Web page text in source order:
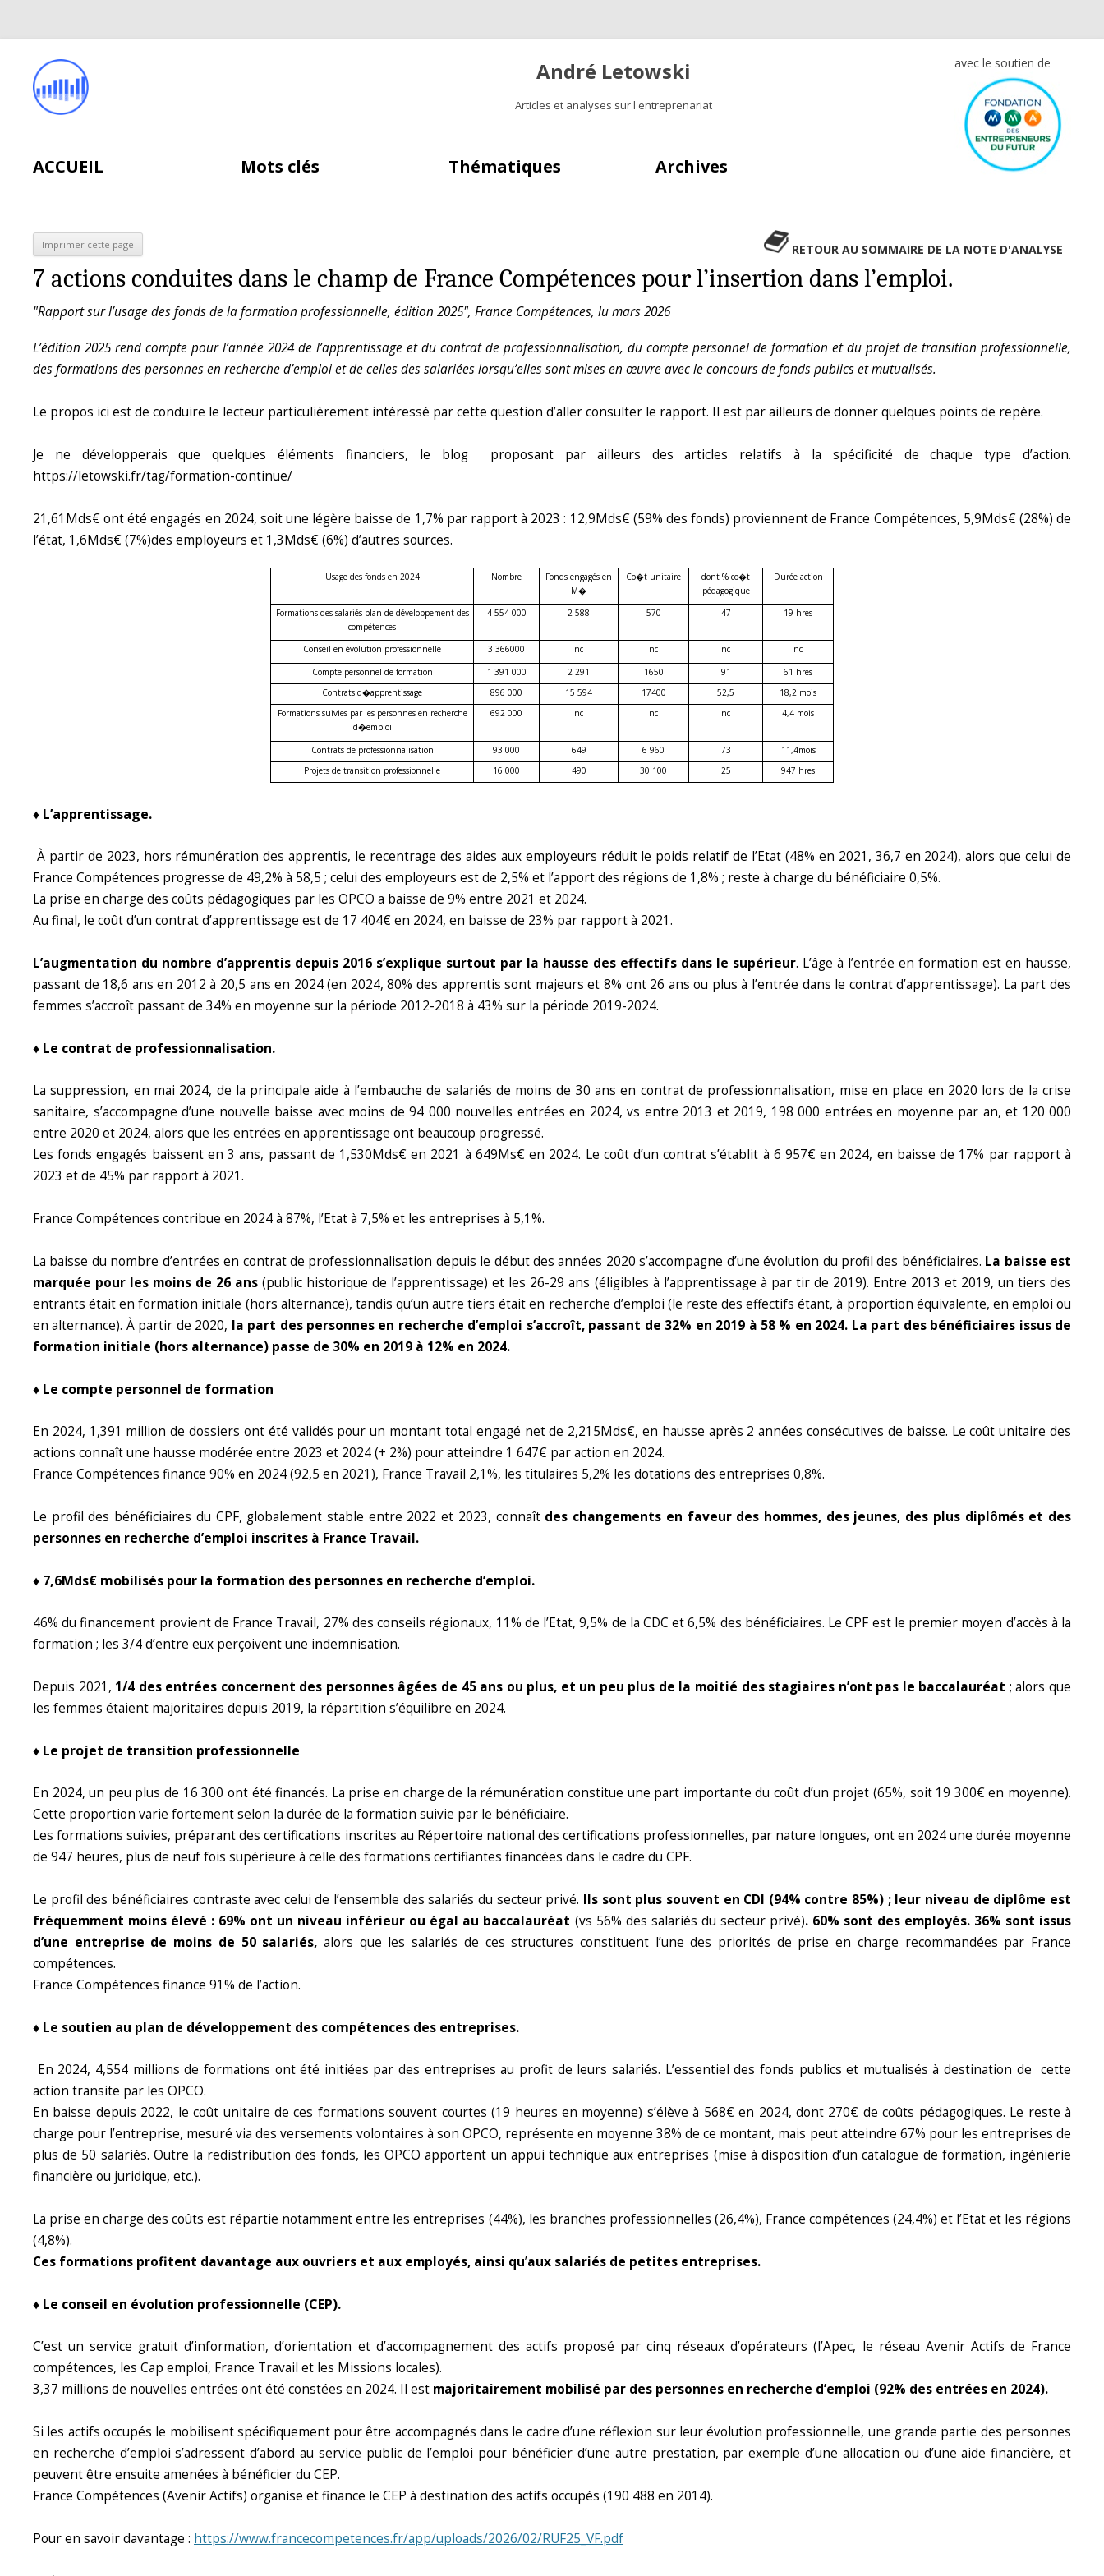
André Letowski
Articles et analyses sur l'entreprenariat
avec le soutien de
ACCUEIL Mots clés Thématiques Archives
RETOUR AU SOMMAIRE DE LA NOTE D'ANALYSE
7 actions conduites dans le champ de France Compétences pour l’insertion dans l’emploi.
"Rapport sur l’usage des fonds de la formation professionnelle, édition 2025", France Compétences, lu mars 2026
L’édition 2025 rend compte pour l’année 2024 de l’apprentissage et du contrat de professionnalisation, du compte personnel de formation et du projet de transition professionnelle,
des formations des personnes en recherche d’emploi et de celles des salariées lorsqu’elles sont mises en œuvre avec le concours de fonds publics et mutualisés.
Le propos ici est de conduire le lecteur particulièrement intéressé par cette question d’aller consulter le rapport. Il est par ailleurs de donner quelques points de repère.
Je ne développerais que quelques éléments financiers, le blog proposant par ailleurs des articles relatifs à la spécificité de chaque type d’action.
https://letowski.fr/tag/formation-continue/
21,61Mds€ ont été engagés en 2024, soit une légère baisse de 1,7% par rapport à 2023 : 12,9Mds€ (59% des fonds) proviennent de France Compétences, 5,9Mds€ (28%) de
l’état, 1,6Mds€ (7%)des employeurs et 1,3Mds€ (6%) d’autres sources.
Usage des fonds en 2024 Nombre
Fonds engagés en
M�
Co�t unitaire
dont % co�t
pédagogique
Durée action
Formations des salariés plan de développement des
compétences
4 554 000 2 588 570 47 19 hres
Conseil en évolution professionnelle 3 366000 nc nc nc
nc
Compte personnel de formation
1 391 000 2 291 1650 91
61 hres
Contrats d�apprentissage
896 000 15 594 17400 52,5
18,2 mois
Formations suivies par les personnes en recherche
d�emploi
692 000 nc nc nc 4,4 mois
Contrats de professionnalisation 93 000 649 6 960 73
11,4mois
Projets de transition professionnelle
16 000 490 30 100 25 947 hres
♦ L’apprentissage.
À partir de 2023, hors rémunération des apprentis, le recentrage des aides aux employeurs réduit le poids relatif de l’Etat (48% en 2021, 36,7 en 2024), alors que celui de
France Compétences progresse de 49,2% à 58,5 ; celui des employeurs est de 2,5% et l’apport des régions de 1,8% ; reste à charge du bénéficiaire 0,5%.
La prise en charge des coûts pédagogiques par les OPCO a baisse de 9% entre 2021 et 2024.
Au final, le coût d’un contrat d’apprentissage est de 17 404€ en 2024, en baisse de 23% par rapport à 2021.
L’augmentation du nombre d’apprentis depuis 2016 s’explique surtout par la hausse des effectifs dans le supérieur. L’âge à l’entrée en formation est en hausse,
passant de 18,6 ans en 2012 à 20,5 ans en 2024 (en 2024, 80% des apprentis sont majeurs et 8% ont 26 ans ou plus à l’entrée dans le contrat d’apprentissage). La part des
femmes s’accroît passant de 34% en moyenne sur la période 2012-2018 à 43% sur la période 2019-2024.
♦ Le contrat de professionnalisation.
La suppression, en mai 2024, de la principale aide à l’embauche de salariés de moins de 30 ans en contrat de professionnalisation, mise en place en 2020 lors de la crise
sanitaire, s’accompagne d’une nouvelle baisse avec moins de 94 000 nouvelles entrées en 2024, vs entre 2013 et 2019, 198 000 entrées en moyenne par an, et 120 000
entre 2020 et 2024, alors que les entrées en apprentissage ont beaucoup progressé.
Les fonds engagés baissent en 3 ans, passant de 1,530Mds€ en 2021 à 649Ms€ en 2024. Le coût d’un contrat s’établit à 6 957€ en 2024, en baisse de 17% par rapport à
2023 et de 45% par rapport à 2021.
France Compétences contribue en 2024 à 87%, l’Etat à 7,5% et les entreprises à 5,1%.
La baisse du nombre d’entrées en contrat de professionnalisation depuis le début des années 2020 s’accompagne d’une évolution du profil des bénéficiaires. La baisse est
marquée pour les moins de 26 ans (public historique de l’apprentissage) et les 26-29 ans (éligibles à l’apprentissage à par tir de 2019). Entre 2013 et 2019, un tiers des
entrants était en formation initiale (hors alternance), tandis qu’un autre tiers était en recherche d’emploi (le reste des effectifs étant, à proportion équivalente, en emploi ou
en alternance). À partir de 2020, la part des personnes en recherche d’emploi s’accroît, passant de 32% en 2019 à 58 % en 2024. La part des bénéficiaires issus de
formation initiale (hors alternance) passe de 30% en 2019 à 12% en 2024.
♦ Le compte personnel de formation
En 2024, 1,391 million de dossiers ont été validés pour un montant total engagé net de 2,215Mds€, en hausse après 2 années consécutives de baisse. Le coût unitaire des
actions connaît une hausse modérée entre 2023 et 2024 (+ 2%) pour atteindre 1 647€ par action en 2024.
France Compétences finance 90% en 2024 (92,5 en 2021), France Travail 2,1%, les titulaires 5,2% les dotations des entreprises 0,8%.
Le profil des bénéficiaires du CPF, globalement stable entre 2022 et 2023, connaît des changements en faveur des hommes, des jeunes, des plus diplômés et des
personnes en recherche d’emploi inscrites à France Travail.
♦ 7,6Mds€ mobilisés pour la formation des personnes en recherche d’emploi.
46% du financement provient de France Travail, 27% des conseils régionaux, 11% de l’Etat, 9,5% de la CDC et 6,5% des bénéficiaires. Le CPF est le premier moyen d’accès à la
formation ; les 3/4 d’entre eux perçoivent une indemnisation.
Depuis 2021, 1/4 des entrées concernent des personnes âgées de 45 ans ou plus, et un peu plus de la moitié des stagiaires n’ont pas le baccalauréat ; alors que
les femmes étaient majoritaires depuis 2019, la répartition s’équilibre en 2024.
♦ Le projet de transition professionnelle
En 2024, un peu plus de 16 300 ont été financés. La prise en charge de la rémunération constitue une part importante du coût d’un projet (65%, soit 19 300€ en moyenne).
Cette proportion varie fortement selon la durée de la formation suivie par le bénéficiaire.
Les formations suivies, préparant des certifications inscrites au Répertoire national des certifications professionnelles, par nature longues, ont en 2024 une durée moyenne
de 947 heures, plus de neuf fois supérieure à celle des formations certifiantes financées dans le cadre du CPF.
Le profil des bénéficiaires contraste avec celui de l’ensemble des salariés du secteur privé. Ils sont plus souvent en CDI (94% contre 85%) ; leur niveau de diplôme est
fréquemment moins élevé : 69% ont un niveau inférieur ou égal au baccalauréat (vs 56% des salariés du secteur privé). 60% sont des employés. 36% sont issus
d’une entreprise de moins de 50 salariés, alors que les salariés de ces structures constituent l’une des priorités de prise en charge recommandées par France
compétences.
France Compétences finance 91% de l’action.
♦ Le soutien au plan de développement des compétences des entreprises.
En 2024, 4,554 millions de formations ont été initiées par des entreprises au profit de leurs salariés. L’essentiel des fonds publics et mutualisés à destination de cette
action transite par les OPCO.
En baisse depuis 2022, le coût unitaire de ces formations souvent courtes (19 heures en moyenne) s’élève à 568€ en 2024, dont 270€ de coûts pédagogiques. Le reste à
charge pour l’entreprise, mesuré via des versements volontaires à son OPCO, représente en moyenne 38% de ce montant, mais peut atteindre 67% pour les entreprises de
plus de 50 salariés. Outre la redistribution des fonds, les OPCO apportent un appui technique aux entreprises (mise à disposition d’un catalogue de formation, ingénierie
financière ou juridique, etc.).
La prise en charge des coûts est répartie notamment entre les entreprises (44%), les branches professionnelles (26,4%), France compétences (24,4%) et l’Etat et les régions
(4,8%).
Ces formations profitent davantage aux ouvriers et aux employés, ainsi qu’aux salariés de petites entreprises.
♦ Le conseil en évolution professionnelle (CEP).
C’est un service gratuit d’information, d’orientation et d’accompagnement des actifs proposé par cinq réseaux d’opérateurs (l’Apec, le réseau Avenir Actifs de France
compétences, les Cap emploi, France Travail et les Missions locales).
3,37 millions de nouvelles entrées ont été constées en 2024. Il est majoritairement mobilisé par des personnes en recherche d’emploi (92% des entrées en 2024).
Si les actifs occupés le mobilisent spécifiquement pour être accompagnés dans le cadre d’une réflexion sur leur évolution professionnelle, une grande partie des personnes
en recherche d’emploi s’adressent d’abord au service public de l’emploi pour bénéficier d’une autre prestation, par exemple d’une allocation ou d’une aide financière, et
peuvent être ensuite amenées à bénéficier du CEP.
France Compétences (Avenir Actifs) organise et finance le CEP à destination des actifs occupés (190 488 en 2014).
Pour en savoir davantage : https://www.francecompetences.fr/app/uploads/2026/02/RUF25_VF.pdf